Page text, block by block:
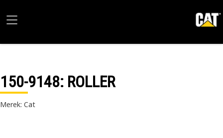
150-9148: ROLLER
Merek: Cat